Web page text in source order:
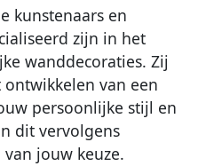
kunstenaars en
zijn in het
wanddecoraties. Zij
van een
persoonlijke stijl en
dit vervolgens
jouw keuze.